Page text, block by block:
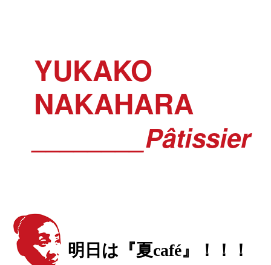
YUKAKO
NAKAHARA
________Pâtissier
明日は『夏café』！！！